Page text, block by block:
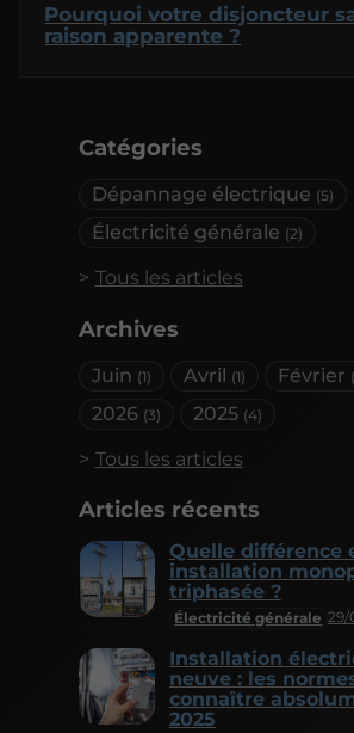
Catégories
Dépannage électrique (5)
Électricité générale (2)
Tous les articles
Archives
Juin (1) Avril (1) Février
2026 (3) 2025 (4)
Tous les articles
Articles récents
Électricité générale 29/
Quelle différence
installation
triphasée ?
Installation
neuve : les
connaître
2025
Pourquoi votre disjoncteur
raison apparente ?